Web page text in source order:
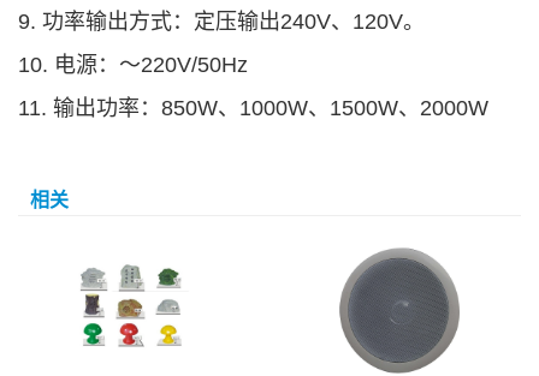
9. 功率输出方式：定压输出240V、120V。
10. 电源：～220V/50Hz
11. 输出功率：850W、1000W、1500W、2000W
相关